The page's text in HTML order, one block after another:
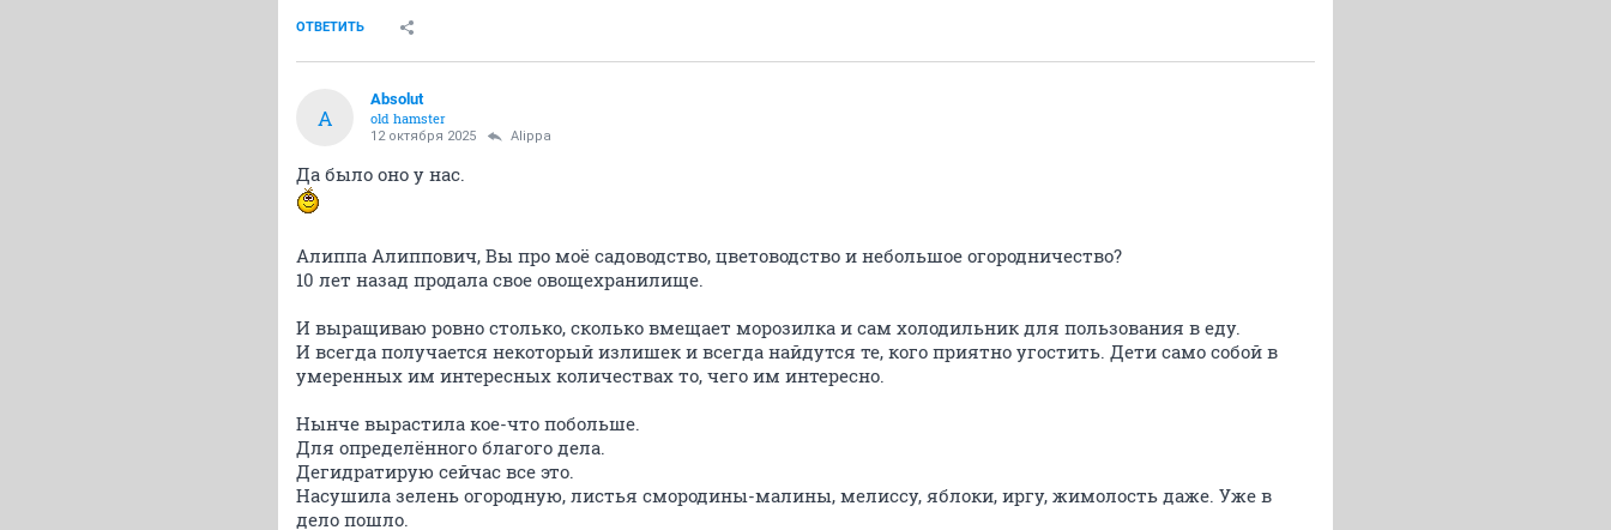
ОТВЕТИТЬ
A
Absolut
old hamster
12 октября 2025 Alippa
Да было оно у нас.
Алиппа Алиппович, Вы про моё садоводство, цветоводство и небольшое огородничество?
10 лет назад продала свое овощехранилище.
И выращиваю ровно столько, сколько вмещает морозилка и сам холодильник для пользования в еду.
И всегда получается некоторый излишек и всегда найдутся те, кого приятно угостить. Дети само собой в
умеренных им интересных количествах то, чего им интересно.
Нынче вырастила кое-что побольше.
Для определённого благого дела.
Дегидратирую сейчас все это.
Насушила зелень огородную, листья смородины-малины, мелиссу, яблоки, иргу, жимолость даже. Уже в
дело пошло.